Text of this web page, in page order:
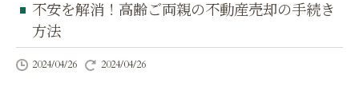
不安を解消！高齢ご両親の不動産売却の手続き
方法
2024/04/26 2024/04/26